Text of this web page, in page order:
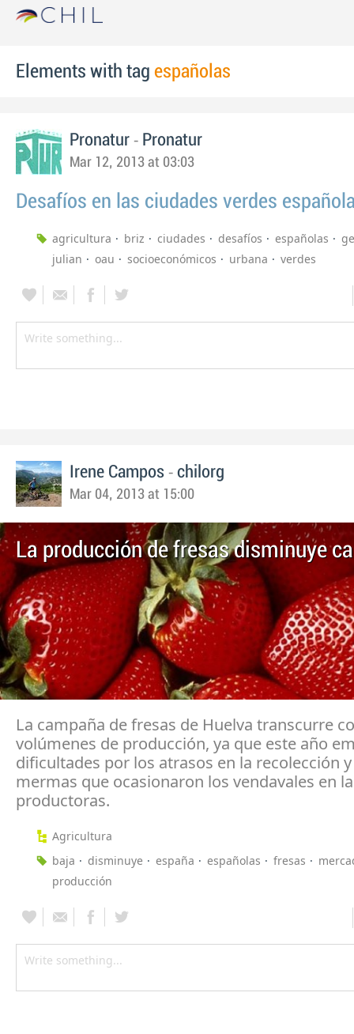
Elements with tag españolas
Pronatur - Pronatur
Mar 12, 2013 at 03:03
Desafíos en las ciudades verdes
agricultura briz ciudades desafíos españolas
julian
oau socioeconómicos urbana verdes
Irene Campos - chilorg
Mar 04, 2013 at 15:00
La producción de fresas disminuye
La campaña de fresas de Huelva transcurre
volúmenes de producción, ya que este año
dificultades por los atrasos en la recolección
mermas que ocasionaron los vendavales en
productoras.
Agricultura
baja
disminuye españa españolas fresas
producción